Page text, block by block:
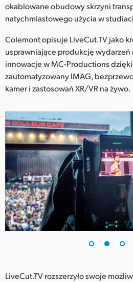
Netherlands
Norway
Polska
Singapore
South Africa
Spain
Sweden
Chinese Taipei
Turkey
Ukraine
okablowane obudowy skrzyni
natychmiastowego użycia w
Colemont opisuje LiveCut.TV jako
usprawniające produkcję wydarzeń
innowacje w MC-Productions
zautomatyzowany IMAG,
kamer i zastosowań XR/VR na żywo.
LiveCut.TV rozszerzyło swoje